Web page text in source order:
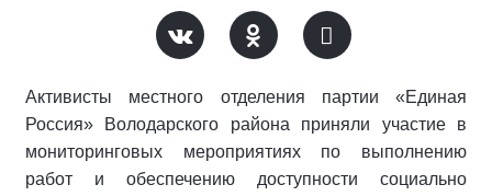
Активисты местного отделения партии «Единая
Россия» Володарского района приняли участие в
мониторинговых мероприятиях по выполнению
работ и обеспечению доступности социально